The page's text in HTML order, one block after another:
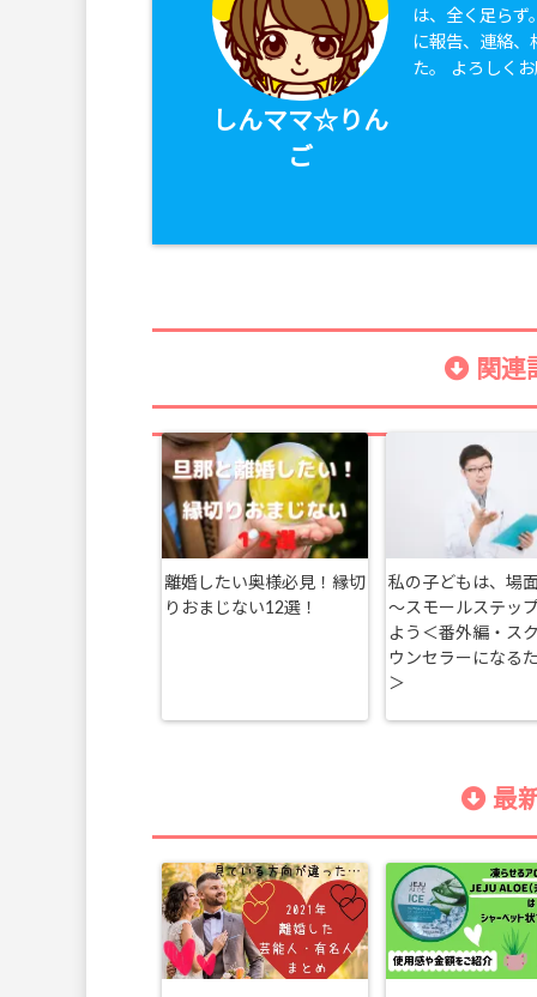
しんママ☆りん
ご
は、全く足らず
に報告、連絡、
た。 よろしく
関連
離婚したい奥様必見！縁切
りおまじない12選！
私の子どもは、場
～スモールステッ
よう＜番外編・ス
ウンセラーになる
＞
最